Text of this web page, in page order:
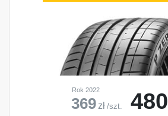
Rok 2022
369 zł /szt. 480